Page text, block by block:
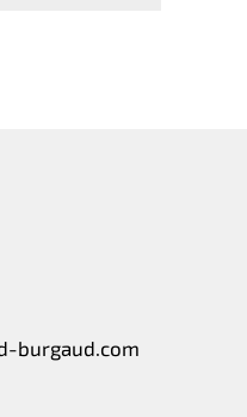
burgaud.com